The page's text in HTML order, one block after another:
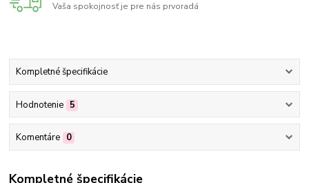
Vaša spokojnosť je pre nás prvoradá
Kompletné špecifikácie
Hodnotenie 5
Komentáre 0
Kompletné špecifikácie